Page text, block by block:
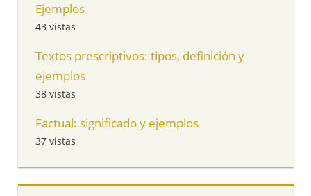
Ejemplos
43 vistas
Textos prescriptivos: tipos, definición y
ejemplos
38 vistas
Factual: significado y ejemplos
37 vistas